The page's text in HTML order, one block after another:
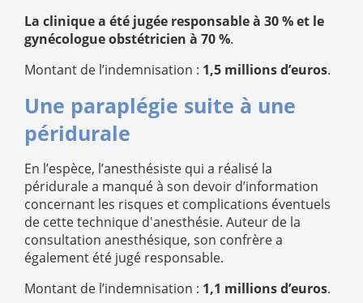
La clinique a été jugée responsable à 30 % et le
gynécologue obstétricien à 70 %.
Montant de l’indemnisation : 1,5 millions d’euros.
Une paraplégie suite à une
péridurale
En l’espèce, l’anesthésiste qui a réalisé la
péridurale a manqué à son devoir d’information
concernant les risques et complications éventuels
de cette technique d'anesthésie. Auteur de la
consultation anesthésique, son confrère a
également été jugé responsable.
Montant de l’indemnisation : 1,1 millions d’euros.